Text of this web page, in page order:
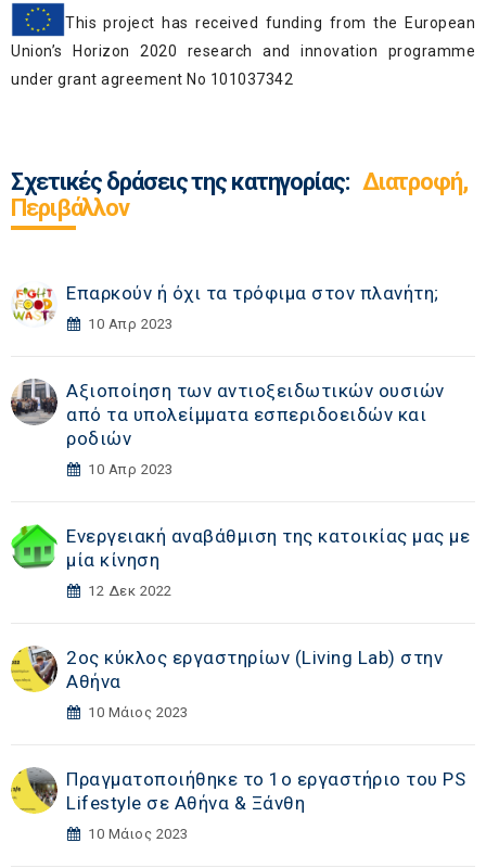
This project has received funding from the European
Union’s Horizon 2020 research and innovation programme
under grant agreement No 101037342
Σχετικές δράσεις της κατηγορίας: Διατροφή,
Περιβάλλον
Επαρκούν ή όχι τα τρόφιμα στον πλανήτη;
10 Απρ 2023
Αξιοποίηση των αντιοξειδωτικών ουσιών
από τα υπολείμματα εσπεριδοειδών και
ροδιών
10 Απρ 2023
Ενεργειακή αναβάθμιση της κατοικίας μας με
μία κίνηση
12 Δεκ 2022
2ος κύκλος εργαστηρίων (Living Lab) στην
Αθήνα
10 Μάιος 2023
Πραγματοποιήθηκε το 1ο εργαστήριο του PS
Lifestyle σε Αθήνα & Ξάνθη
10 Μάιος 2023